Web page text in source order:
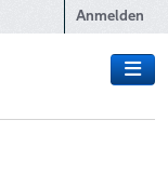
Anmelden